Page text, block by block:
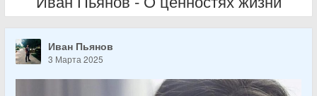
Иван Пьянов
3 Марта 2025